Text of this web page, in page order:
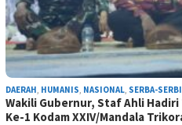
DAERAH HUMANIS NASIONAL SERBA-SERBI
Wakili Gubernur, Staf Ahli Hadiri
Ke-1 Kodam XXIV/Mandala